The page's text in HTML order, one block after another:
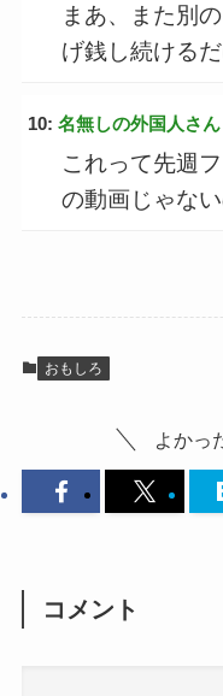
まあ、また別
げ銭し続ける
10: 名無しの外国人さん
これって先週
の動画じゃない
おもしろ
よかっ
コメント